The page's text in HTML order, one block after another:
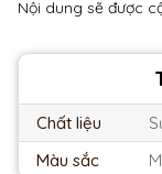
Chất liệu
Màu sắc
Nội dung sẽ được